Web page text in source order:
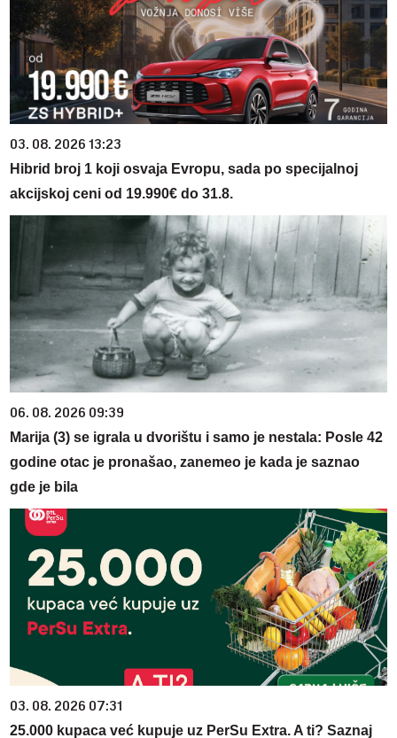
03. 08. 2026 13:23
Hibrid broj 1 koji osvaja Evropu, sada po specijalnoj
akcijskoj ceni od 19.990€ do 31.8.
06. 08. 2026 09:39
Marija (3) se igrala u dvorištu i samo je nestala: Posle 42
godine otac je pronašao, zanemeo je kada je saznao
gde je bila
03. 08. 2026 07:31
25.000 kupaca već kupuje uz PerSu Extra. A ti? Saznaj